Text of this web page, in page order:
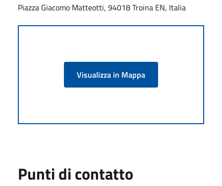
Piazza Giacomo Matteotti, 94018 Troina EN, Italia
Visualizza in Mappa
Punti di contatto